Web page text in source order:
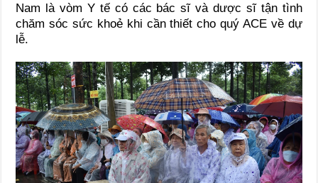
Nam là vòm Y tế có các bác sĩ và dược sĩ tận tình
chăm sóc sức khoẻ khi cần thiết cho quý ACE về dự
lễ.